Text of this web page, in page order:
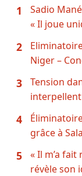
1
Sadio
« Il joue
2
Niger –
3
Tension
4
grâce à
5
« Il m’a
révèle son